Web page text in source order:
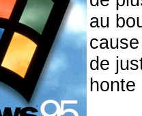
au
de
honte